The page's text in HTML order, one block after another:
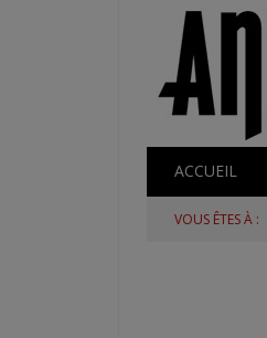
ACCUEIL
VOUS ÊTES À :